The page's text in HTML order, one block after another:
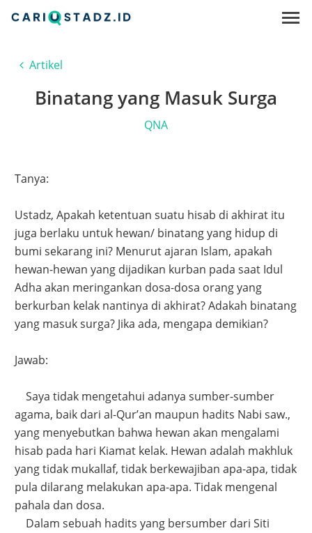
Artikel
Binatang yang Masuk Surga
QNA
Tanya:
Ustadz, Apakah ketentuan suatu hisab di akhirat itu
juga berlaku untuk hewan/ binatang yang hidup di
bumi sekarang ini? Menurut ajaran Islam, apakah
hewan-hewan yang dijadikan kurban pada saat Idul
Adha akan meringankan dosa-dosa orang yang
berkurban kelak nantinya di akhirat? Adakah binatang
yang masuk surga? Jika ada, mengapa demikian?
Jawab:
Saya tidak mengetahui adanya sumber-sumber
agama, baik dari al-Qur’an maupun hadits Nabi saw.,
yang menyebutkan bahwa hewan akan mengalami
hisab pada hari Kiamat kelak. Hewan adalah makhluk
yang tidak mukallaf, tidak berkewajiban apa-apa, tidak
pula dilarang melakukan apa-apa. Tidak mengenal
pahala dan dosa.
Dalam sebuah hadits yang bersumber dari Siti